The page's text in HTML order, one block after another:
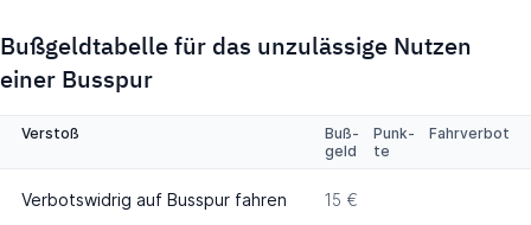
Bußgeldtabelle für das unzulässige Nutzen
einer Busspur
Verstoß
Buß­
geld
Punk­
te
Fahrverbot
Verbotswi­drig auf Bus­spur fahren 15 €